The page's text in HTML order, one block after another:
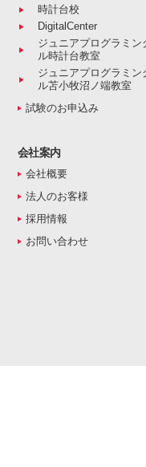
時計台校
DigitalCenter
ジュニアプログラミン
ル時計台教室
ジュニアプログラミン
ル苫小牧沼ノ端教室
試験のお申込み
会社案内
会社概要
法人のお客様
採用情報
お問い合わせ